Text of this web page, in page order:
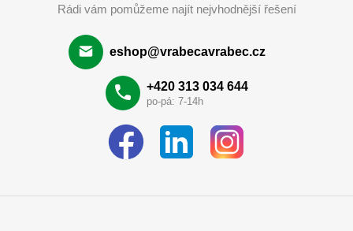
Rádi vám pomůžeme najít nejvhodnější řešení
eshop@vrabecavrabec.cz
+420 313 034 644
po-pá: 7-14h